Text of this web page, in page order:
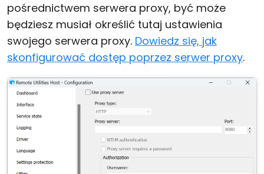
pośrednictwem serwera proxy, być może
będziesz musiał określić tutaj ustawienia
swojego serwera proxy. Dowiedz się, jak
skonfigurować dostęp poprzez serwer proxy.